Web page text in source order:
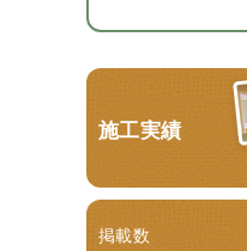
施工実績
掲載数